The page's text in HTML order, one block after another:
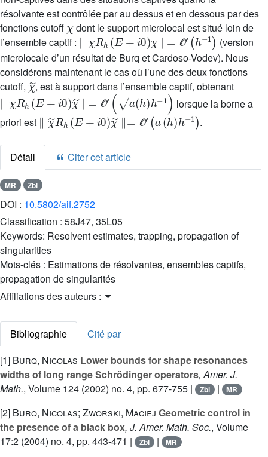
résolvante est contrôlée par au dessus et en dessous par des
fonctions cutoff
χ
dont le support microlocal est situé loin de
l’ensemble captif :
∥χRh(E+i0)χ∥=𝒪(h-1)
(version
microlocale d’un résultat de Burq et Cardoso-Vodev). Nous
considérons maintenant le cas où l’une des deux fonctions
cutoff,
χ˜
, est à support dans l’ensemble captif, obtenant
∥χRh(E +i0)χ˜∥=𝒪(a(h)h- 1)
lorsque la borne a
priori est
χ h(E + χ ∥ =𝒪 a h ) 1)
.
Détail Citer cet article
MR Zbl
DOI : 10.5802/aif.2752
Classification : 58J47, 35L05
Keywords: Resolvent estimates, trapping, propagation of
singularities
Mots-clés : Estimations de résolvantes, ensembles captifs,
propagation de singularités
Affiliations des auteurs :
Bibliographie
Cité par
[1] Burq, Nicolas Lower bounds for shape resonances
widths of long range Schrödinger operators, Amer. J.
Math., Volume 124 (2002) no. 4, pp. 677-755 | Zbl | MR
[2] Burq, Nicolas; Zworski, Maciej Geometric control in
the presence of a black box, J. Amer. Math. Soc., Volume
17:2 (2004) no. 4, pp. 443-471 | Zbl | MR